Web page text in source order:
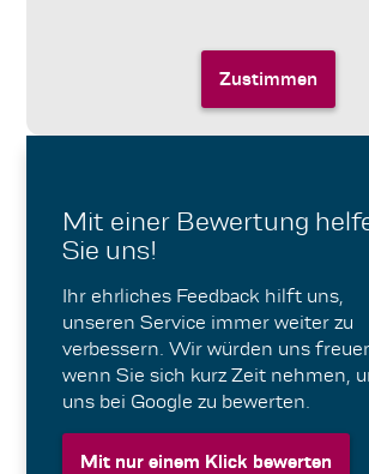
Zustimmen
Mit einer Bewertung
Sie uns!
Ihr ehrliches Feedback hilft uns,
unseren Service immer weiter zu
verbessern. Wir würden uns
wenn Sie sich kurz Zeit nehmen,
uns bei Google zu bewerten.
Mit nur einem Klick bewerten
Mit nur einem Klick bewerten